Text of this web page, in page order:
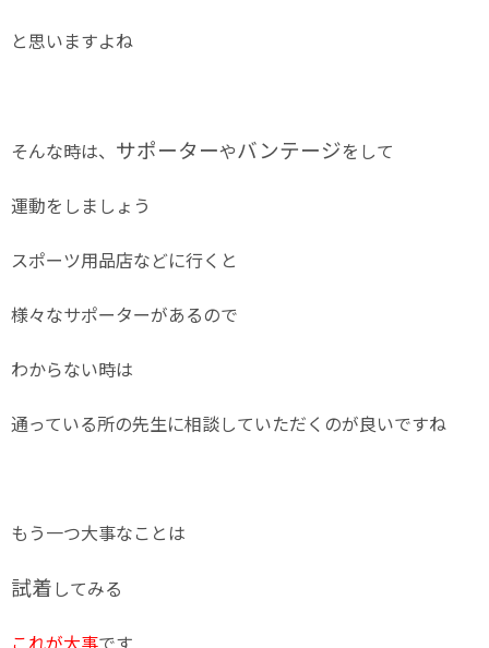
と思いますよね
そんな時は、 サポーターやバンテージをして
運動をしましょう
スポーツ用品店などに行くと
様々なサポーターがあるので
わからない時は
通っている所の先生に相談していただくのが良いですね
もう一つ大事なことは
試着 してみる
これが大事です